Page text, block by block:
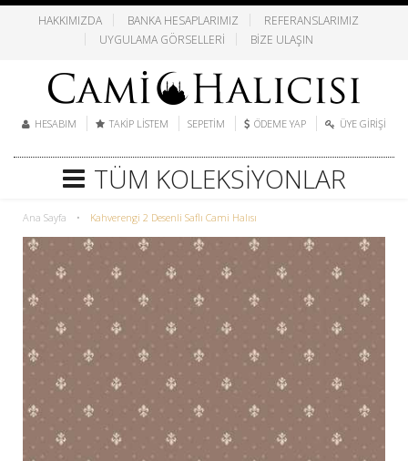
HAKKIMIZDA BANKA HESAPLARIMIZ
REFERANSLARIMIZ
UYGULAMA GÖRSELLERI
BIZE ULAŞIN
HESABIM TAKIP LISTEM SEPETIM ÖDEME YAP ÜYE GIRIŞI
TÜM KOLEKSIYONLAR
Ana Sayfa • Kahverengi 2 Desenli Saflı Cami Halısı